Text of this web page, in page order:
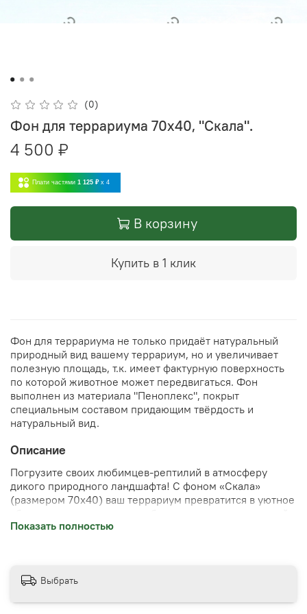
(0)
Фон для террариума 70х40, "Скала".
4 500 ₽
Плати частями 1 125 ₽ x 4
В корзину
Купить в 1 клик
Фон для террариума не только придаёт натуральный
природный вид вашему террариум, но и увеличивает
полезную площадь, т.к. имеет фактурную поверхность
по которой животное может передвигаться. Фон
выполнен из материала "Пеноплекс", покрыт
специальным составом придающим твёрдость и
натуральный вид.
Описание
Погрузите своих любимцев-рептилий в атмосферу
дикого природного ландшафта! С фоном «Скала»
(размером 70x40) ваш террариум превратится в уютное
среде обитания питомца. Удобен в установке,
Показать полностью
Выбрать